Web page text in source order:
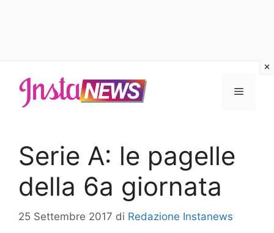
contenuto
Menu
Serie A: le pagelle
della 6a giornata
25 Settembre 2017 di Redazione Instanews